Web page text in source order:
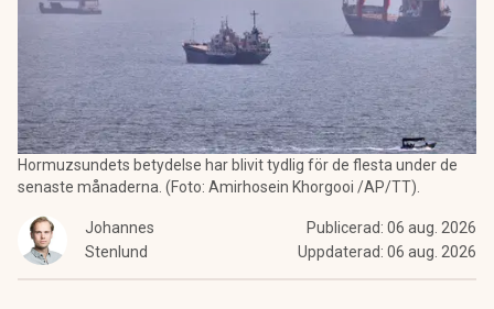
Hormuzsundets betydelse har blivit tydlig för de flesta under de
senaste månaderna. (Foto: Amirhosein Khorgooi /AP/TT).
Johannes
Stenlund
Publicerad: 06 aug. 2026
Uppdaterad: 06 aug. 2026